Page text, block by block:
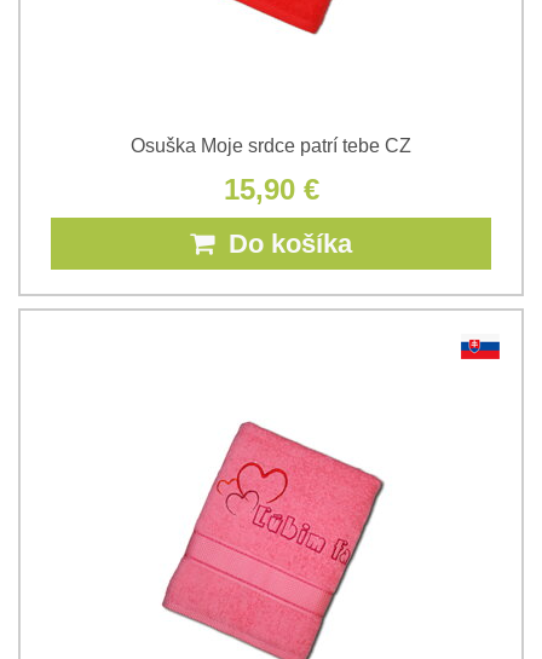
Osuška Moje srdce patrí tebe CZ
15,90 €
Do košíka